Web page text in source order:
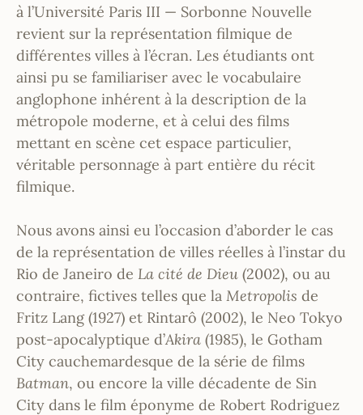
à l’Université Paris III — Sorbonne Nouvelle
revient sur la représentation filmique de
différentes villes à l’écran. Les étudiants ont
ainsi pu se familiariser avec le vocabulaire
anglophone inhérent à la description de la
métropole moderne, et à celui des films
mettant en scène cet espace particulier,
véritable personnage à part entière du récit
filmique.
Nous avons ainsi eu l’occasion d’aborder le cas
de la représentation de villes réelles à l’instar du
Rio de Janeiro de La cité de Dieu (2002), ou au
contraire, fictives telles que la Metropolis de
Fritz Lang (1927) et Rintarô (2002), le Neo Tokyo
post-apocalyptique d’Akira (1985), le Gotham
City cauchemardesque de la série de films
Batman, ou encore la ville décadente de Sin
City dans le film éponyme de Robert Rodriguez